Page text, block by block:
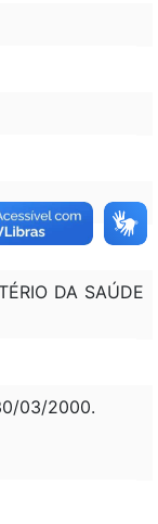
DA SAÚDE
03/2000.